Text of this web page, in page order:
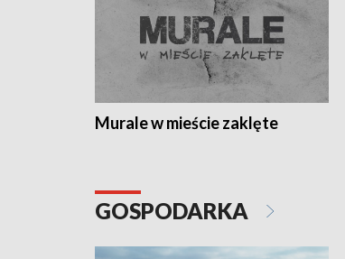
Murale w mieście zaklęte
GOSPODARKA